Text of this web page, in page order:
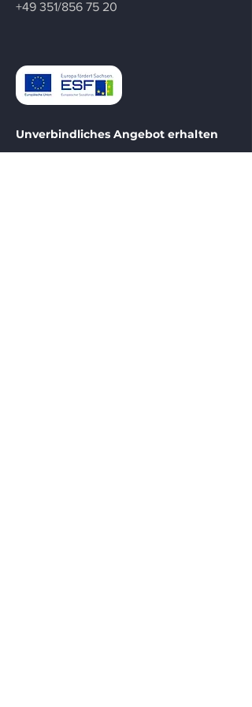
+49 351/856 75 20
Unverbindliches Angebot erhalten